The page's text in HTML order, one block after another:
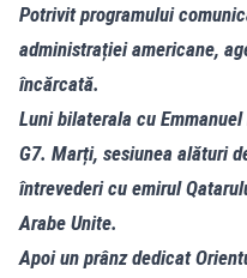
Potrivit programului
administrației americane,
încărcată.
Luni bilaterala cu
G7. Marți, sesiunea alături
întrevederi cu emirul
Arabe Unite.
Apoi un prânz dedicat